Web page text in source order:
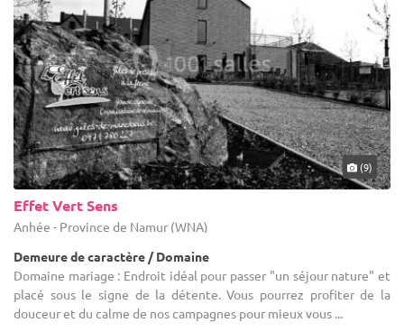
(9)
Effet Vert Sens
Anhée - Province de Namur (WNA)
Demeure de caractère / Domaine
Domaine mariage : Endroit idéal pour passer "un séjour nature" et
placé sous le signe de la détente. Vous pourrez profiter de la
douceur et du calme de nos campagnes pour mieux vous ...